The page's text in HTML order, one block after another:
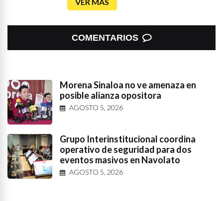
COMENTARIOS
Morena Sinaloa no ve amenaza en
posible alianza opositora
AGOSTO 5, 2026
Grupo Interinstitucional coordina
operativo de seguridad para dos
eventos masivos en Navolato
AGOSTO 5, 2026